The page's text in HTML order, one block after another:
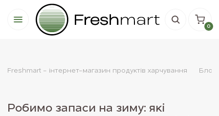
0
Freshmart - інтернет-магазин продуктів харчування Блог
Робимо запаси на зиму: які